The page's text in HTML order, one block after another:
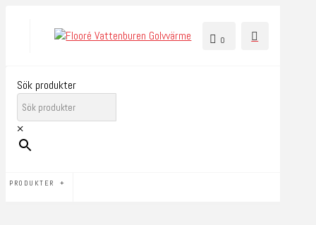
0
Sök produkter
×
PRODUKTER